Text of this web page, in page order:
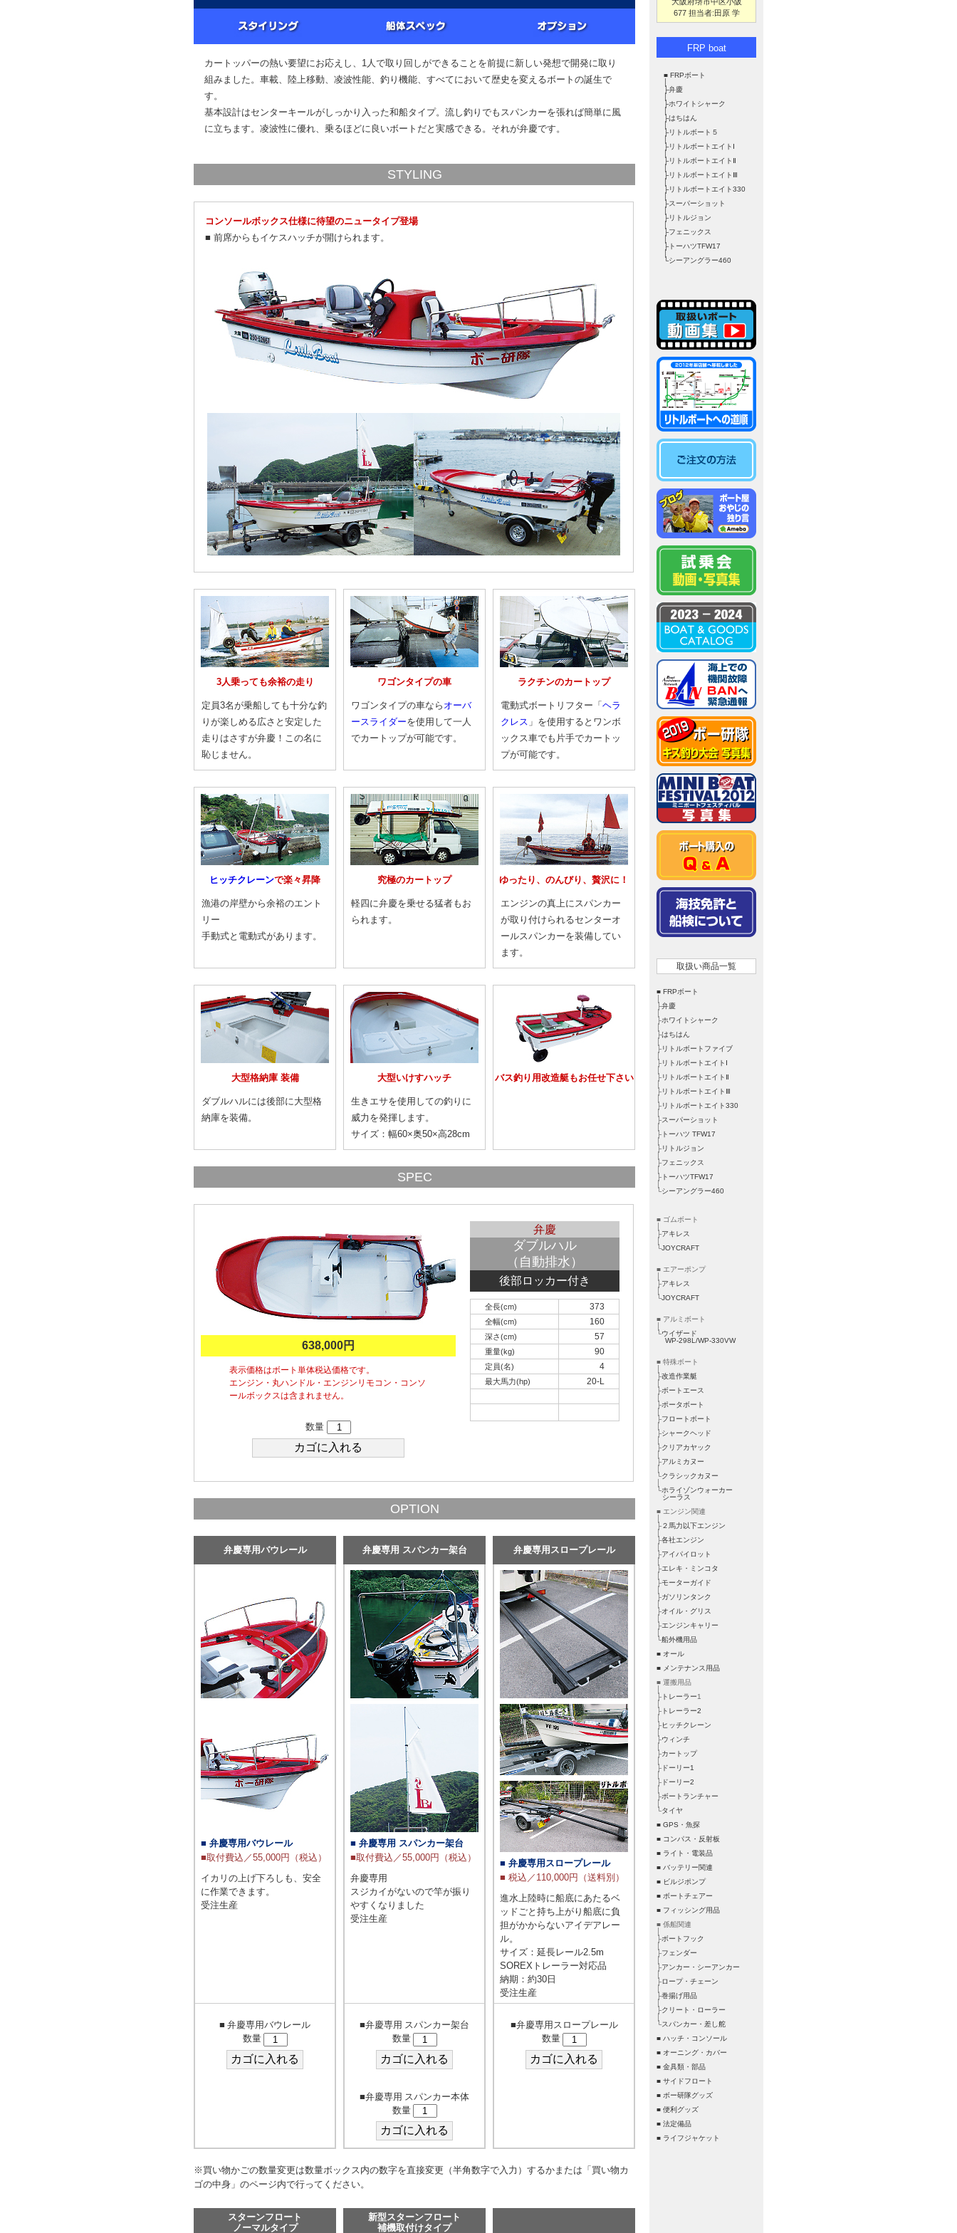
カートッパーの熱い要望にお応えし、1人で取り回しができることを前提に新しい発想で開発に取り
組みました。車載、陸上移動、凌波性能、釣り機能、すべてにおいて歴史を変えるボートの誕生で
す。
基本設計はセンターキールがしっかり入った和船タイプ。流し釣りでもスパンカーを張れば簡単に風
に立ちます。凌波性に優れ、乗るほどに良いボートだと実感できる。それが弁慶です。
STYLING
コンソールボックス仕様に待望のニュータイプ登場
■ 前席からもイケスハッチが開けられます。
3人乗っても余裕の走り
定員3名が乗船しても十分な釣
りが楽しめる広さと安定した
走りはさすが弁慶！この名に
恥じません。
ワゴンタイプの車
ワゴンタイプの車なら オーバ
ースライダーを使用して一人
でカートップが可能です。
ラクチンのカートップ
電動式ボートリフター「 ヘラ
クレス 」を使用するとワンボ
ックス車でも片手でカートッ
プが可能です。
ヒッチクレーンで楽々昇降
漁港の岸壁から余裕のエント
リー
手動式と電動式があります。
究極のカートップ
軽四に弁慶を乗せる猛者もお
られます。
ゆったり、のんびり、贅沢に！
エンジンの真上にスパンカー
が取り付けられるセンターオ
ールスパンカーを装備してい
ます。
大型格納庫 装備
ダブルハルには後部に大型格
納庫を装備。
大型いけすハッチ
生きエサを使用しての釣りに
威力を発揮します。
サイズ：幅60×奥50×高28cm
バス釣り用改造艇もお任せ下さい
SPEC
弁慶
ダブルハル
（自動排水）
後部ロッカー付き
全長(cm) 373
全幅(cm) 160
深さ(cm) 57
重量(kg) 90
定員(名) 4
最大馬力(hp) 20-L
638,000円
表示価格はボート単体税込価格です。
エンジン・丸ハンドル・エンジンリモコン・コンソ
ールボックスは含まれません。
数量
OPTION
弁慶専用バウレール 弁慶専用 スパンカー架台 弁慶専用スロープレール
■ 弁慶専用バウレール
■取付費込／55,000円（税込）
イカリの上げ下ろしも、安全
に作業できます。
受注生産
■ 弁慶専用 スパンカー架台
■取付費込／55,000円（税込）
弁慶専用
スジカイがないので竿が振り
やすくなりました
受注生産
■ 弁慶専用スロープレール
■ 税込／110,000円（送料別）
進水上陸時に船底にあたるベ
ッドごと持ち上がり船底に負
担がかからないアイデアレー
ル。
サイズ：延長レール2.5m
SOREXトレーラー対応品
納期：約30日
受注生産
■ 弁慶専用バウレール
数量
■弁慶専用 スパンカー架台
数量
■弁慶専用 スパンカー本体
数量
■弁慶専用スロープレール
数量
※買い物かごの数量変更は数量ボックス内の数字を直接変更（半角数字で入力）するかまたは「買い物カ
ゴの中身」のページ内で行ってください。
スターンフロート
ノーマルタイプ
新型スターンフロート
補機取付けタイプ